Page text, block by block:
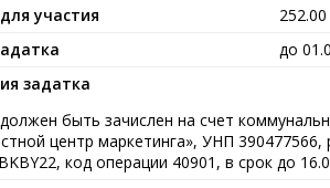
участия
до
задатка
быть зачислен на счет
центр маркетинга», УНП
код операции 40901, в срок до